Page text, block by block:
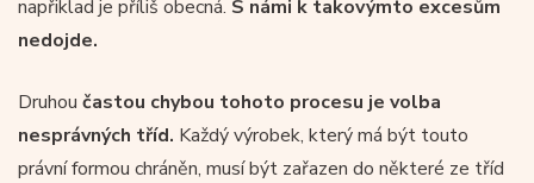
napřiklad je příliš obecná. S námi k takovýmto excesům
nedojde.
Druhou častou chybou tohoto procesu je volba
nesprávných tříd. Každý výrobek, který má být touto
právní formou chráněn, musí být zařazen do některé ze tříd